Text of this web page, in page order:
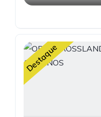
Destaque